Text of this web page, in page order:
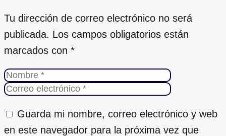
Tu dirección de correo electrónico no será
publicada. Los campos obligatorios están
marcados con *
Guarda mi nombre, correo electrónico y web
en este navegador para la próxima vez que